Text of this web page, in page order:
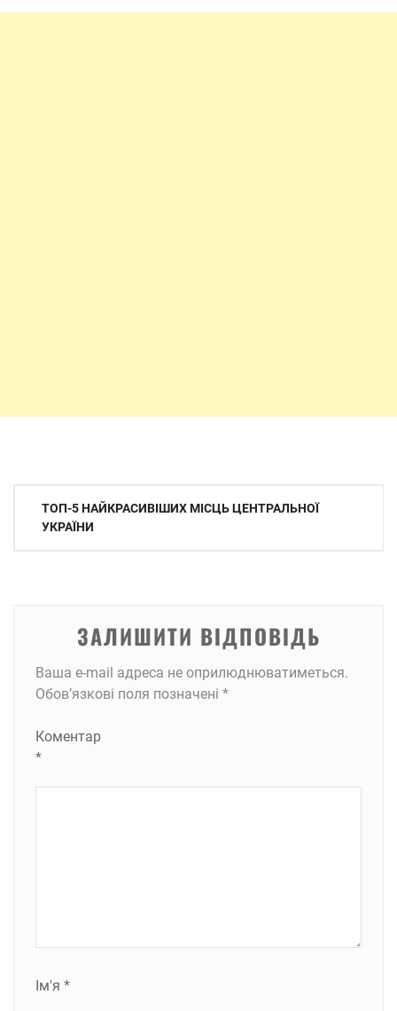
Навігація
записів
ТОП-5 НАЙКРАСИВІШИХ МІСЦЬ ЦЕНТРАЛЬНОЇ
УКРАЇНИ
ЗАЛИШИТИ ВІДПОВІДЬ
Ваша e-mail адреса не оприлюднюватиметься.
Обов’язкові поля позначені *
Коментар
*
Ім'я *